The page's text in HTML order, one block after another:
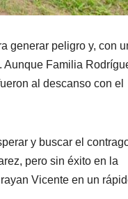
generar peligro y, con
Aunque Familia
al descanso con el
y buscar el
pero sin éxito en la
Vicente en un